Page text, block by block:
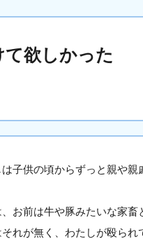
て欲しかった
は子供の頃からずっと親や
、お前は牛や豚みたいな家
れが無く、わたしが殴ら